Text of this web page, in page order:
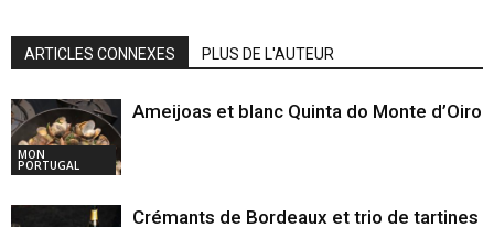
ARTICLES CONNEXES PLUS DE L'AUTEUR
MON
PORTUGAL
Ameijoas et blanc Quinta do Monte d’Oiro
Crémants de Bordeaux et trio de tartines